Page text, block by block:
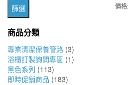
篩選 價格:
商品分類
專業清潔保養管路 (3)
浴櫃訂製詢問專區 (1)
黑色系列 (113)
即時促銷商品 (183)